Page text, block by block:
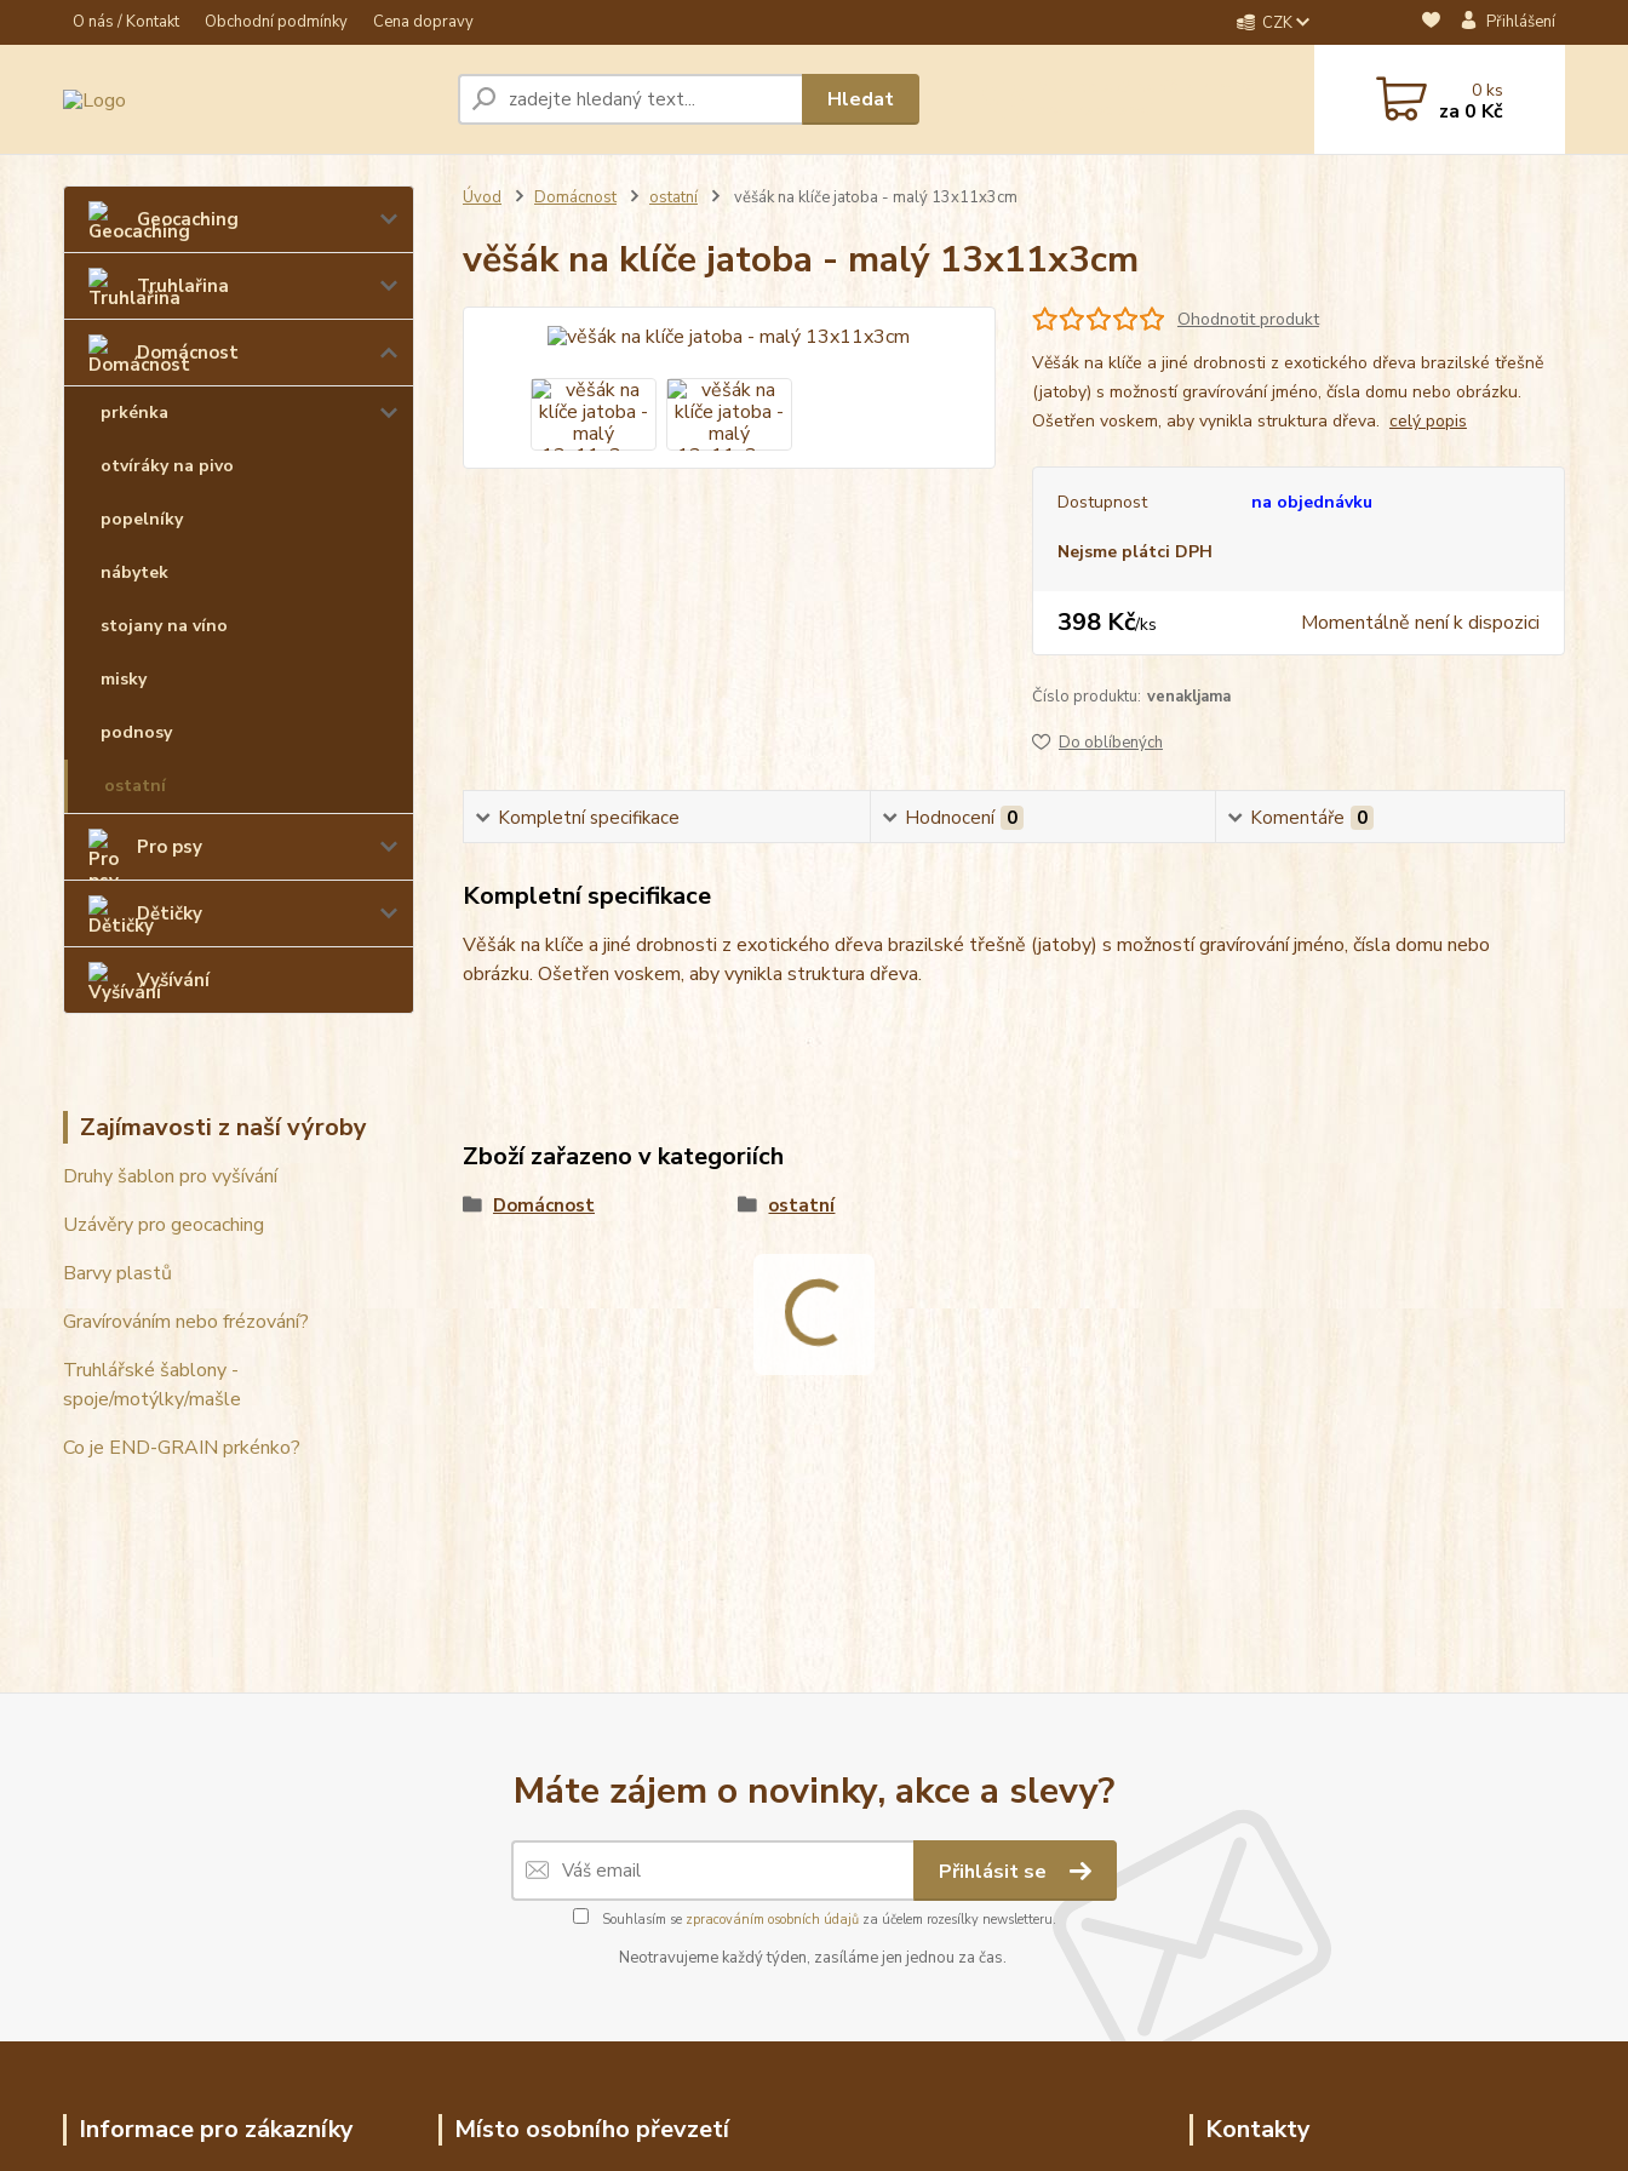
O nás / Kontakt Obchodní podmínky Cena dopravy CZK Přihlášení
Hledat 0ks
za 0 Kč
Geocaching
Truhlařina
Domácnost
prkénka
otvíráky na pivo
popelníky
nábytek
stojany na víno
misky
podnosy
ostatní
Pro psy
Dětičky
Vyšívání
Zajímavosti z naší výroby
Druhy šablon pro vyšívání
Uzávěry pro geocaching
Barvy plastů
Gravírováním nebo frézování?
Truhlářské šablony -
spoje/motýlky/mašle
Co je END-GRAIN prkénko?
Úvod Domácnost ostatní věšák na klíče jatoba - malý 13x11x3cm
věšák na klíče jatoba - malý 13x11x3cm
Ohodnotit produkt
Věšák na klíče a jiné drobnosti z exotického dřeva brazilské třešně
(jatoby) s možností gravírování jméno, čísla domu nebo obrázku.
Ošetřen voskem, aby vynikla struktura dřeva. celý popis
Dostupnost na objednávku
Nejsme plátci DPH
398 Kč/ks Momentálně není k dispozici
Číslo produktu: venakljama
Do oblíbených
Kompletní specifikace Hodnocení 0 Komentáře 0
Kompletní specifikace
Věšák na klíče a jiné drobnosti z exotického dřeva brazilské třešně (jatoby) s možností gravírování jméno, čísla domu nebo
obrázku. Ošetřen voskem, aby vynikla struktura dřeva.
Zboží zařazeno v kategoriích
Domácnost ostatní
Máte zájem o novinky, akce a slevy?
Přihlásit se
Souhlasím se zpracováním osobních údajůza účelem rozesílky newsletteru.
Neotravujeme každý týden, zasíláme jen jednou za čas.
Informace pro zákazníky Místo osobního převzetí Kontakty